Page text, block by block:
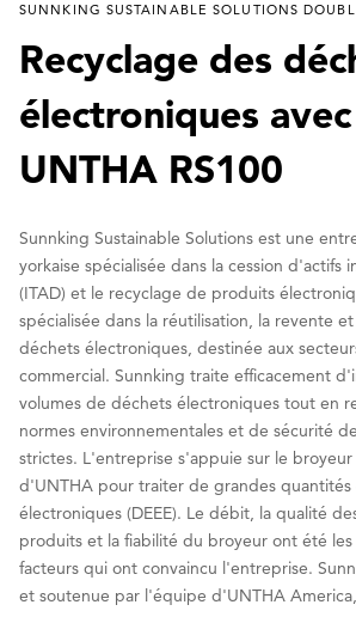
SUNNKING SUSTAINABLE SOLUTIONS
Recyclage des
électroniques avec
UNTHA RS100
Sunnking Sustainable Solutions est une
yorkaise spécialisée dans la cession d'actifs
(ITAD) et le recyclage de produits
spécialisée dans la réutilisation, la revente
déchets électroniques, destinée aux
commercial. Sunnking traite efficacement
volumes de déchets électroniques tout en
normes environnementales et de sécurité
strictes. L'entreprise s'appuie sur le broyeur
d'UNTHA pour traiter de grandes
électroniques (DEEE). Le débit, la qualité
produits et la fiabilité du broyeur ont été
facteurs qui ont convaincu l'entreprise.
et soutenue par l'équipe d'UNTHA